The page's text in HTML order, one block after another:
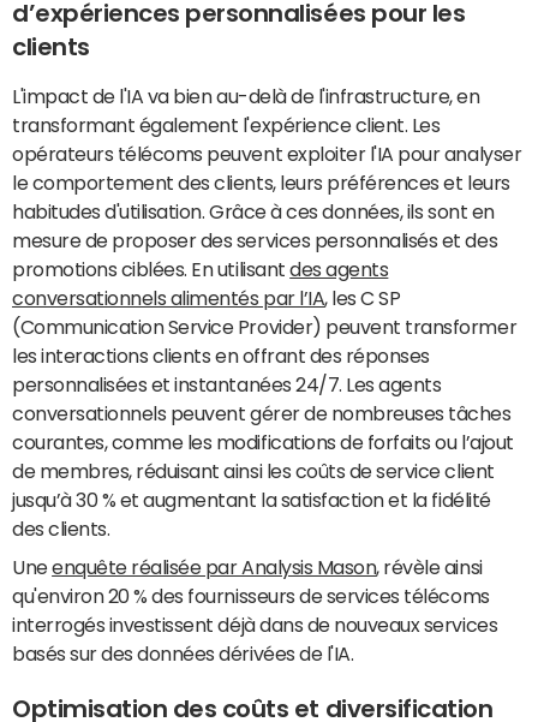
d’expériences personnalisées pour les
clients
L'impact de l'IA va bien au-delà de l'infrastructure, en
transformant également l'expérience client. Les
opérateurs télécoms peuvent exploiter l'IA pour analyser
le comportement des clients, leurs préférences et leurs
habitudes d'utilisation. Grâce à ces données, ils sont en
mesure de proposer des services personnalisés et des
promotions ciblées. En utilisantdes agents
conversationnels alimentés par l’IA, les C SP
(Communication Service Provider) peuvent transformer
les interactions clients en offrant des réponses
personnalisées et instantanées 24/7. Les agents
conversationnels peuvent gérer de nombreuses tâches
courantes, comme les modifications de forfaits ou l’ajout
de membres, réduisant ainsi les coûts de service client
jusqu’à 30 % et augmentant la satisfaction et la fidélité
des clients.
Uneenquête réalisée par Analysis Mason, révèle ainsi
qu'environ 20 % des fournisseurs de services télécoms
interrogés investissent déjà dans de nouveaux services
basés sur des données dérivées de l'IA.
Optimisation des coûts et diversification